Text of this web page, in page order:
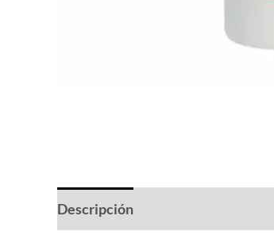
Descripción